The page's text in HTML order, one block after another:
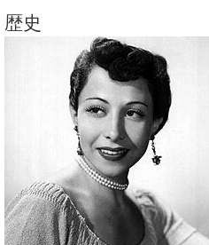
歴史